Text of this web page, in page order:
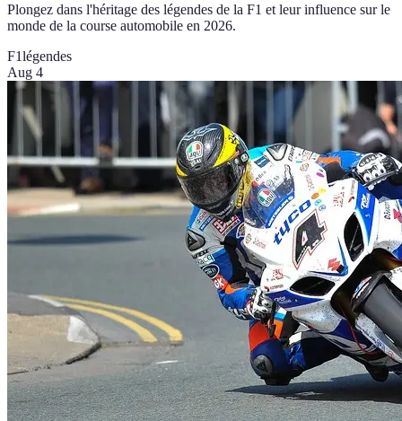
Plongez dans l'héritage des légendes de la F1 et leur influence sur le
monde de la course automobile en 2026.
F1légendes
Aug 4